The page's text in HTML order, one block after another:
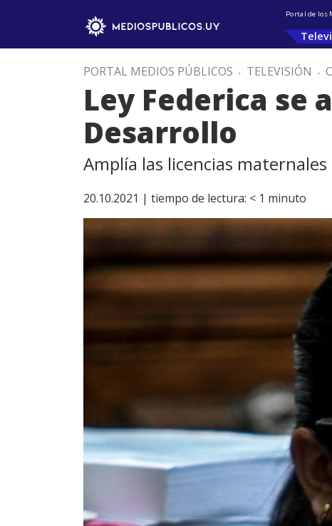
Portal de los
PORTAL MEDIOS PÚBLICOS . TELEVISIÓN .
Ley Federica se
Desarrollo
Amplía las licencias
20.10.2021 | tiempo de lectura: < 1 minuto